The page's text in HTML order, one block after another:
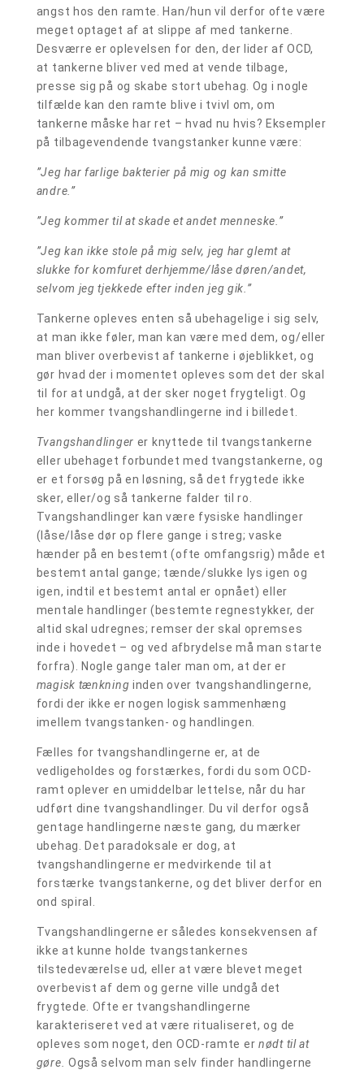
angst hos den ramte. Han/hun vil derfor ofte være
meget optaget af at slippe af med tankerne.
Desværre er oplevelsen for den, der lider af OCD,
at tankerne bliver ved med at vende tilbage,
presse sig på og skabe stort ubehag. Og i nogle
tilfælde kan den ramte blive i tvivl om, om
tankerne måske har ret – hvad nu hvis? Eksempler
på tilbagevendende tvangstanker kunne være:
”Jeg har farlige bakterier på mig og kan smitte
andre.”
”Jeg kommer til at skade et andet menneske.”
”Jeg kan ikke stole på mig selv, jeg har glemt at
slukke for komfuret derhjemme/låse døren/andet,
selvom jeg tjekkede efter inden jeg gik.”
Tankerne opleves enten så ubehagelige i sig selv,
at man ikke føler, man kan være med dem, og/eller
man bliver overbevist af tankerne i øjeblikket, og
gør hvad der i momentet opleves som det der skal
til for at undgå, at der sker noget frygteligt. Og
her kommer tvangshandlingerne ind i billedet.
Tvangshandlinger er knyttede til tvangstankerne
eller ubehaget forbundet med tvangstankerne, og
er et forsøg på en løsning, så det frygtede ikke
sker, eller/og så tankerne falder til ro.
Tvangshandlinger kan være fysiske handlinger
(låse/låse dør op flere gange i streg; vaske
hænder på en bestemt (ofte omfangsrig) måde et
bestemt antal gange; tænde/slukke lys igen og
igen, indtil et bestemt antal er opnået) eller
mentale handlinger (bestemte regnestykker, der
altid skal udregnes; remser der skal opremses
inde i hovedet – og ved afbrydelse må man starte
forfra). Nogle gange taler man om, at der er
magisk tænkning inden over tvangshandlingerne,
fordi der ikke er nogen logisk sammenhæng
imellem tvangstanken- og handlingen.
Fælles for tvangshandlingerne er, at de
vedligeholdes og forstærkes, fordi du som OCD-
ramt oplever en umiddelbar lettelse, når du har
udført dine tvangshandlinger. Du vil derfor også
gentage handlingerne næste gang, du mærker
ubehag. Det paradoksale er dog, at
tvangshandlingerne er medvirkende til at
forstærke tvangstankerne, og det bliver derfor en
ond spiral.
Tvangshandlingerne er således konsekvensen af
ikke at kunne holde tvangstankernes
tilstedeværelse ud, eller at være blevet meget
overbevist af dem og gerne ville undgå det
frygtede. Ofte er tvangshandlingerne
karakteriseret ved at være ritualiseret, og de
opleves som noget, den OCD-ramte er nødt til at
gøre. Også selvom man selv finder handlingerne